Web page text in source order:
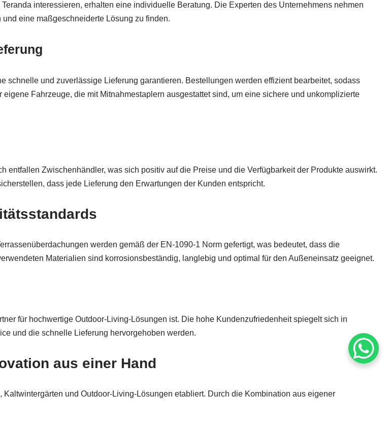
interessieren, erhalten eine individuelle Beratung. Die Experten des Unternehmens nehmen
eine maßgeschneiderte Lösung zu finden.
schnelle und zuverlässige Lieferung garantieren. Bestellungen werden effizient bearbeitet, sodass
Fahrzeuge, die mit Mitnahmestaplern ausgestattet sind, um eine sichere und unkomplizierte
entfallen Zwischenhändler, was sich positiv auf die Preise und die Verfügbarkeit der Produkte auswirkt.
dass jede Lieferung den Erwartungen der Kunden entspricht.
werden gemäß der EN-1090-1 Norm gefertigt, was bedeutet, dass die
Materialien sind korrosionsbeständig, langlebig und optimal für den Außeneinsatz geeignet.
für hochwertige Outdoor-Living-Lösungen ist. Die hohe Kundenzufriedenheit spiegelt sich in
und die schnelle Lieferung hervorgehoben werden.
aus einer Hand
und Outdoor-Living-Lösungen etabliert. Durch die Kombination aus eigener